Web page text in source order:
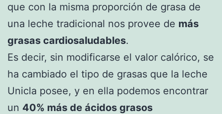
que con la misma proporción de grasa de
una leche tradicional nos provee de más
grasas cardiosaludables.
Es decir, sin modificarse el valor calórico, se
ha cambiado el tipo de grasas que la leche
Unicla posee, y en ella podemos encontrar
un 40% más de ácidos grasos